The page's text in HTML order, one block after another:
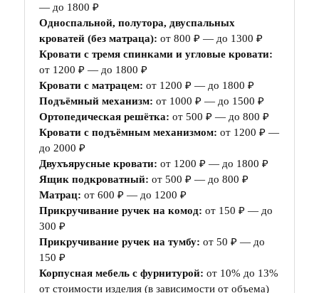
— до 1800 ₽
Односпальной, полутора, двуспальных
кроватей (без матраца): от 800 ₽ — до 1300 ₽
Кровати с тремя спинками и угловые кровати:
от 1200 ₽ — до 1800 ₽
Кровати с матрацем: от 1200 ₽ — до 1800 ₽
Подъёмный механизм: от 1000 ₽ — до 1500 ₽
Ортопедическая решётка: от 500 ₽ — до 800 ₽
Кровати с подъёмным механизмом: от 1200 ₽ —
до 2000 ₽
Двухъярусные кровати: от 1200 ₽ — до 1800 ₽
Ящик подкроватный: от 500 ₽ — до 800 ₽
Матрац: от 600 ₽ — до 1200 ₽
Прикручивание ручек на комод: от 150 ₽ — до
300 ₽
Прикручивание ручек на тумбу: от 50 ₽ — до
150 ₽
Корпусная мебель с фурнитурой: от 10% до 13%
от стоимости изделия (в зависимости от объема)